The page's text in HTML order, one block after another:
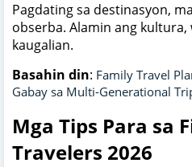
Pagdating sa destinasyon,
obserba. Alamin ang kultura,
kaugalian.
Basahin din: Family Travel
Gabay sa Multi-Generational
Mga Tips Para sa
Travelers 2026